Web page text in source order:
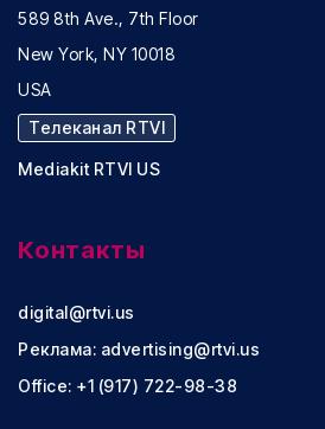
589 8th Ave., 7th Floor
New York, NY 10018
USA
Телеканал RTVI
Mediakit RTVI US
Контакты
digital@rtvi.us
Реклама: advertising@rtvi.us
Office: +1 (917) 722-98-38